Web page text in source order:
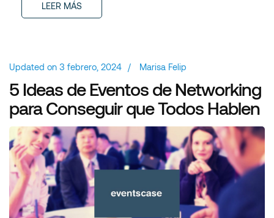
LEER MÁS
Updated on 3 febrero, 2024 / Marisa Felip
5 Ideas de Eventos de Networking
para Conseguir que Todos Hablen